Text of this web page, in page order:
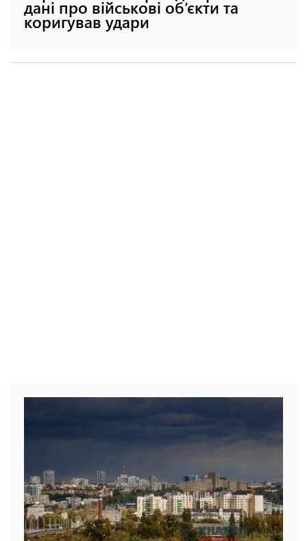
дані про військові об’єкти та
коригував удари